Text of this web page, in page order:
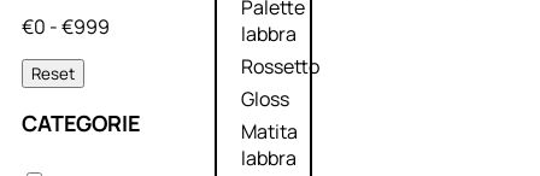
Palette
labbra
Rossetto
Gloss
Matita
labbra
€0 - €999
Reset
CATEGORIE